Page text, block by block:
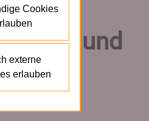
und
und
Cookies
externe
erlauben